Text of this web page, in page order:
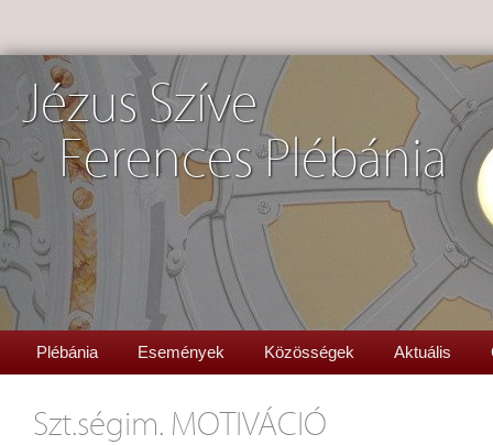
Jézus Szíve
Ferences Plébánia
Plébánia Események Közösségek Aktuális
Szt.ségim. MOTIVÁCIÓ